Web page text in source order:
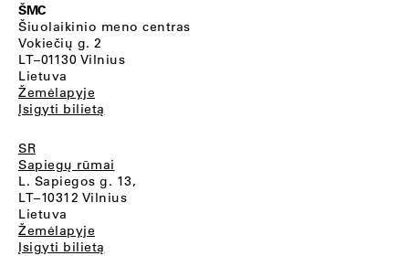
ŠMC
Šiuolaikinio meno centras
Vokiečių g. 2
LT–01130 Vilnius
Lietuva
Žemėlapyje
Įsigyti bilietą
SR
Sapiegų rūmai
L. Sapiegos g. 13,
LT–10312 Vilnius
Lietuva
Žemėlapyje
Įsigyti bilietą